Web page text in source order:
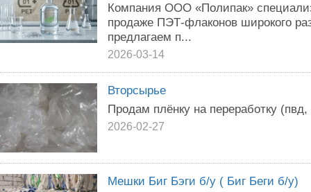
Компания ООО «Полипак»
продаже ПЭТ-флаконов широкого
предлагаем п...
2026-03-14
Вторсырье
Продам плёнку на переработку
2026-02-27
Мешки Биг Бэги б/у ( Биг Беги б/у)